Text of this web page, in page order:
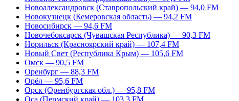
Новоалександровск (Ставропольский край) — 94,0 FM
Новокузнецк (Кемеровская область) — 94,2 FM
Новосибирск — 94,6 FM
Новочебоксарск (Чувашская Республика) — 90,3 FM
Норильск (Красноярский край) — 107,4 FM
Новый Свет (Республика Крым) — 105,6 FM
Омск — 90,5 FM
Оренбург — 88,3 FM
Орёл — 95,6 FM
Орск (Оренбургская обл.) — 95,8 FM
Оса (Пермский край) — 103,3 FM